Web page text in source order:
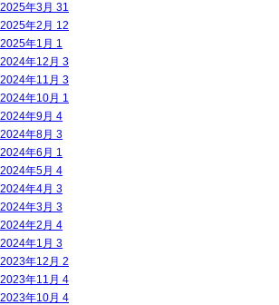
2025年3月 31
2025年2月 12
2025年1月 1
2024年12月 3
2024年11月 3
2024年10月 1
2024年9月 4
2024年8月 3
2024年6月 1
2024年5月 4
2024年4月 3
2024年3月 3
2024年2月 4
2024年1月 3
2023年12月 2
2023年11月 4
2023年10月 4